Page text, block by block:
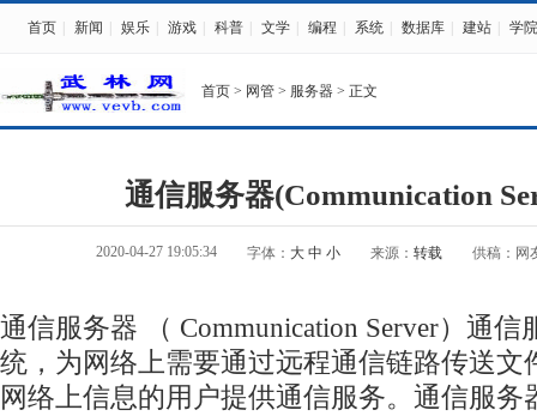
首页 新闻 娱乐 游戏 科普 文学 编程 系统 数据库 建站 学院
首页 > 网管 > 服务器 > 正文
通信服务器(Communication
2020-04-27 19:05:34 字体： 大 中 小 来源： 转载 供稿：网
通信服务器 （ Communication Server） 通信
统，为网络上需要通过远程通信链路传送文
网络上信息的用户提供通信服务。通信服务